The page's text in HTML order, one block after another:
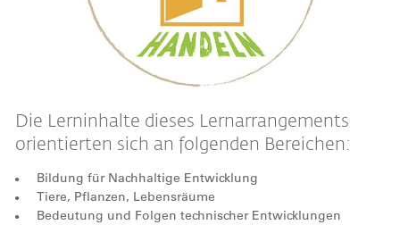
Die Lerninhalte dieses Lernarrangements
orientierten sich an folgenden Bereichen:
Bildung für Nachhaltige Entwicklung
Tiere, Pflanzen, Lebensräume
Bedeutung und Folgen technischer Entwicklungen